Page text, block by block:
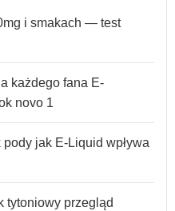
i smakach — test
każdego fana E-
novo 1
jak E-Liquid wpływa
tytoniowy przegląd